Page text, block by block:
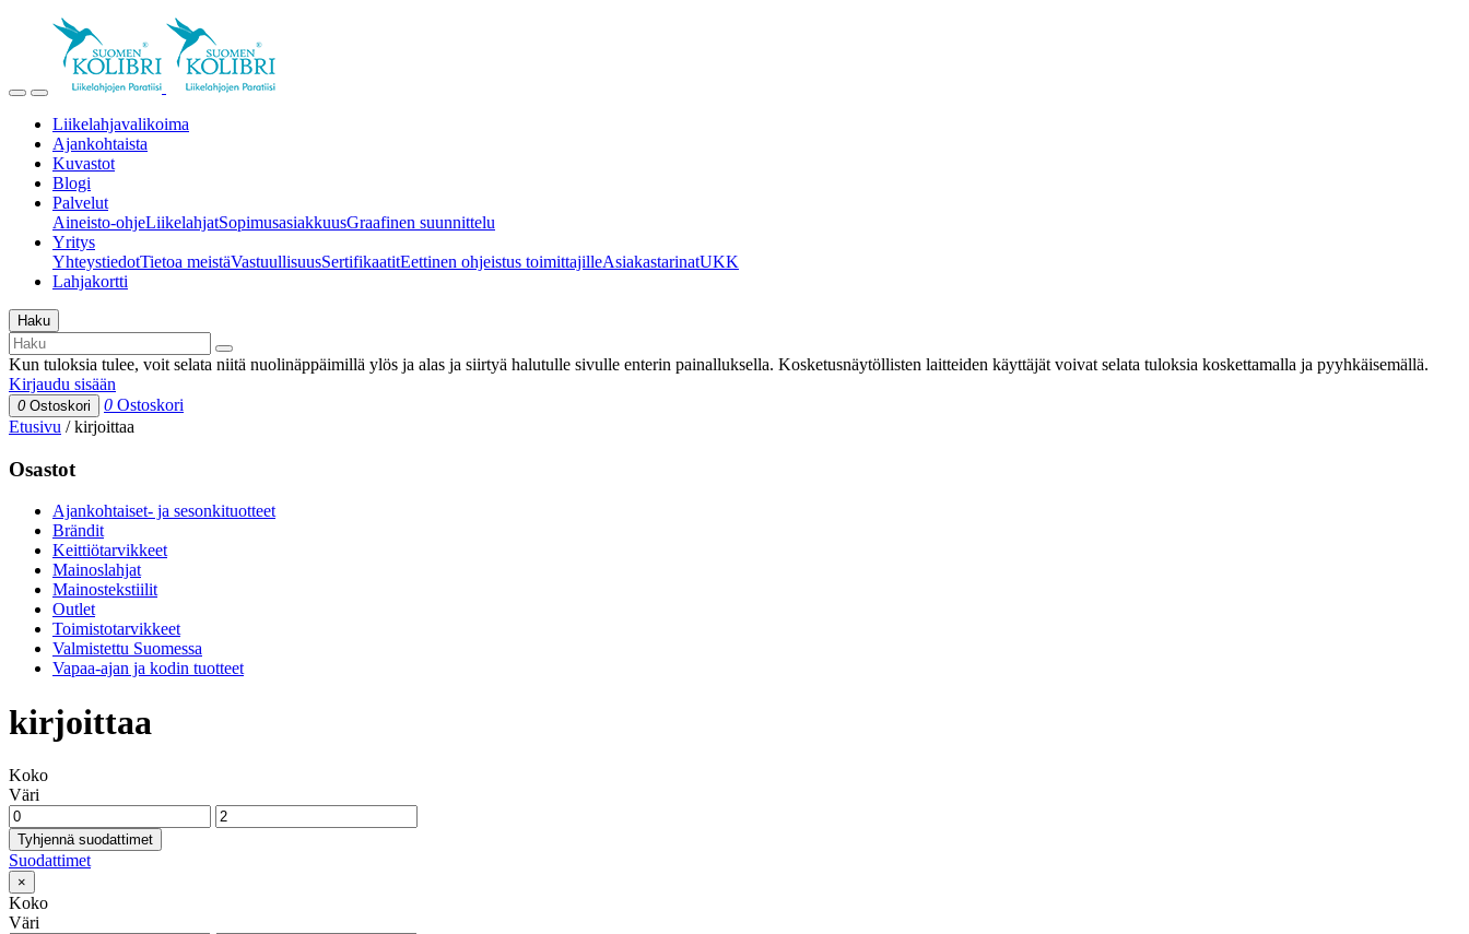
Liikelahjavalikoima
Ajankohtaista
Kuvastot
Blogi
Palvelut
Aineisto-ohjeLiikelahjatSopimusasiakkuusGraafinen suunnittelu
Yritys
YhteystiedotTietoa meistäVastuullisuusSertifikaatitEettinen ohjeistus toimittajilleAsiakastarinatUKK
Lahjakortti
Haku
Kun tuloksia tulee, voit selata niitä nuolinäppäimillä ylös ja alas ja siirtyä halutulle sivulle enterin painalluksella. Kosketusnäytöllisten laitteiden käyttäjät voivat selata tuloksia koskettamalla ja pyyhkäisemällä.
Kirjaudu sisään
0 Ostoskori 0 Ostoskori
Etusivu /kirjoittaa
Osastot
Ajankohtaiset- ja sesonkituotteet
Brändit
Keittiötarvikkeet
Mainoslahjat
Mainostekstiilit
Outlet
Toimistotarvikkeet
Valmistettu Suomessa
Vapaa-ajan ja kodin tuotteet
kirjoittaa
Koko
Väri
Tyhjennä suodattimet
Suodattimet
×
Koko
Väri